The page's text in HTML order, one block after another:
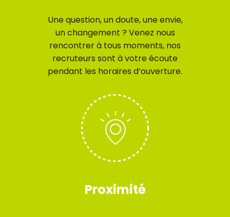
Une question, un doute, une envie,
un changement ? Venez nous
rencontrer à tous moments, nos
recruteurs sont à votre écoute
pendant les horaires d’ouverture.
Proximité